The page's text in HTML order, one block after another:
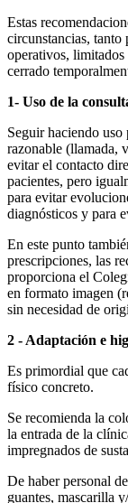
Estas
circunstancias, tanto
operativos, limitados
cerrado
1- Uso de la
Seguir haciendo uso
razonable (llamada,
evitar el contacto
pacientes, pero
para evitar
diagnósticos y para
En este punto
prescripciones, las
proporciona el
en formato imagen
sin necesidad de
2 - Adaptación e
Es primordial que
físico concreto.
Se recomienda la
la entrada de la
impregnados de
De haber personal de
guantes, mascarilla